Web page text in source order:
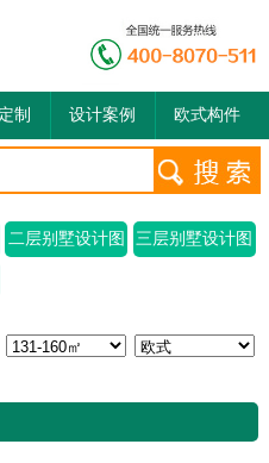
制 设计案例 欧式构件
二层别墅设计图 三层别墅设计图